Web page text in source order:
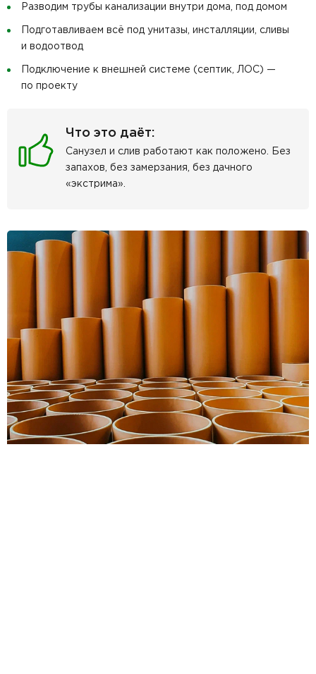
Разводим трубы канализации внутри дома, под домом
Подготавливаем всё под унитазы, инсталляции, сливы
и водоотвод
Подключение к внешней системе (септик, ЛОС) —
по проекту
Что это даёт:
Санузел и слив работают как положено. Без
запахов, без замерзания, без дачного
«экстрима».